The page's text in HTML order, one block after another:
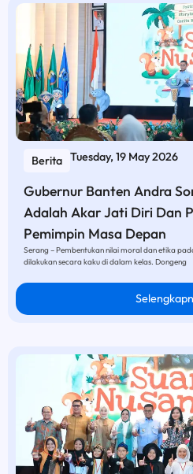
Berita Tuesday, 19 May 2026
Gubernur Banten Andra
Adalah Akar Jati Diri Dan
Pemimpin Masa Depan
Serang – Pembentukan nilai moral dan etika
dilakukan secara kaku di dalam kelas. Dongeng